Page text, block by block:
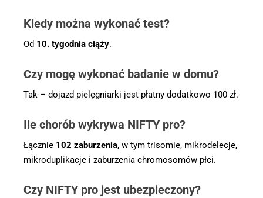
Kiedy można wykonać test?
Od 10. tygodnia ciąży.
Czy mogę wykonać badanie w domu?
Tak – dojazd pielęgniarki jest płatny dodatkowo 100 zł.
Ile chorób wykrywa NIFTY pro?
Łącznie 102 zaburzenia, w tym trisomie, mikrodelecje,
mikroduplikacje i zaburzenia chromosomów płci.
Czy NIFTY pro jest ubezpieczony?